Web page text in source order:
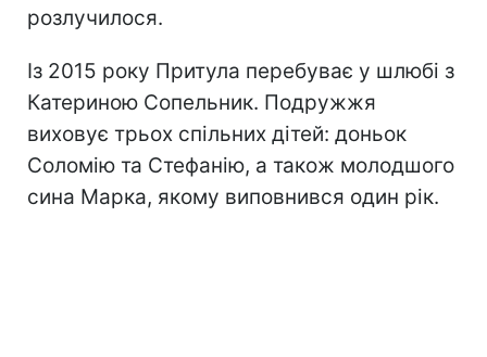
розлучилося.
Із 2015 року Притула перебуває у шлюбі з
Катериною Сопельник. Подружжя
виховує трьох спільних дітей: доньок
Соломію та Стефанію, а також молодшого
сина Марка, якому виповнився один рік.